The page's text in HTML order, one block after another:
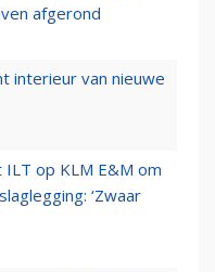
afgerond
interieur van nieuwe
op KLM E&M om
‘Zwaar